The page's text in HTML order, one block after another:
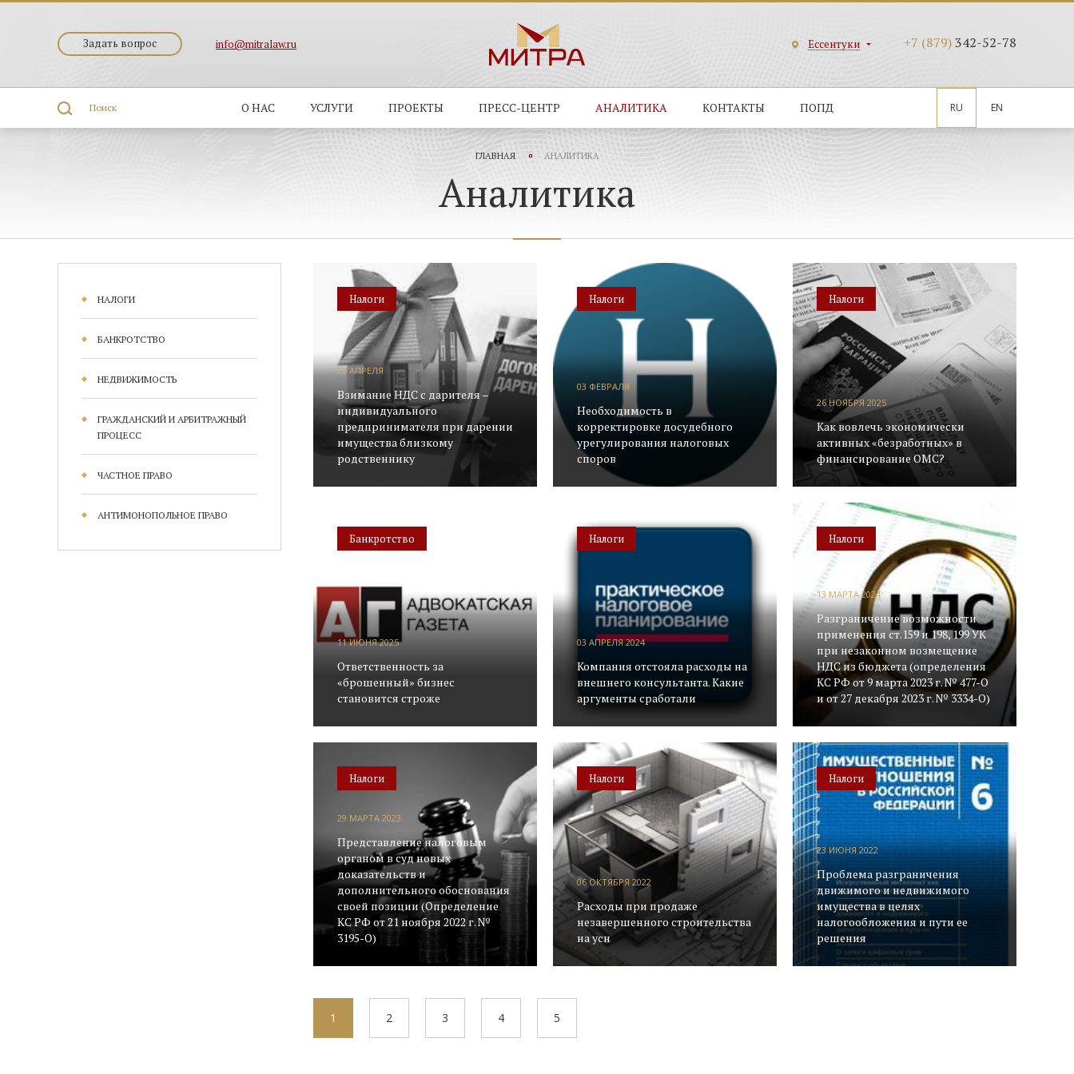
Задать вопрос info@mitralaw.ru Ессентуки +7 (879)342-52-78
Поиск RU EN
О НАС УСЛУГИ ПРОЕКТЫ ПРЕСС-ЦЕНТР АНАЛИТИКА КОНТАКТЫ ПОПД
ГЛАВНАЯ АНАЛИТИКА
Аналитика
НАЛОГИ
БАНКРОТСТВО
НЕДВИЖИМОСТЬ
ГРАЖДАНСКИЙ И АРБИТРАЖНЫЙ
ПРОЦЕСС
ЧАСТНОЕ ПРАВО
АНТИМОНОПОЛЬНОЕ ПРАВО
Налоги
23 АПРЕЛЯ
Взимание НДС с дарителя –
индивидуального
предпринимателя при дарении
имущества близкому
родственнику
Налоги
03 ФЕВРАЛЯ
Необходимость в
корректировке досудебного
урегулирования налоговых
споров
Налоги
26 НОЯБРЯ 2025
Как вовлечь экономически
активных «безработных» в
финансирование ОМС?
Банкротство
11 ИЮНЯ 2025
Ответственность за
«брошенный» бизнес
становится строже
Налоги
03 АПРЕЛЯ 2024
Компания отстояла расходы на
внешнего консультанта. Какие
аргументы сработали
Налоги
13 МАРТА 2024
Разграничение возможности
применения ст.159 и 198, 199 УК
при незаконном возмещение
НДС из бюджета (определения
КС РФ от 9 марта 2023 г. № 477-О
и от 27 декабря 2023 г. № 3334-О)
Налоги
29 МАРТА 2023
Представление налоговым
органом в суд новых
доказательств и
дополнительного обоснования
своей позиции (Определение
КС РФ от 21 ноября 2022 г. №
3195-О)
Налоги
06 ОКТЯБРЯ 2022
Расходы при продаже
незавершенного строительства
на усн
Налоги
23 ИЮНЯ 2022
Проблема разграничения
движимого и недвижимого
имущества в целях
налогообложения и пути ее
решения
1 2 3 4 5